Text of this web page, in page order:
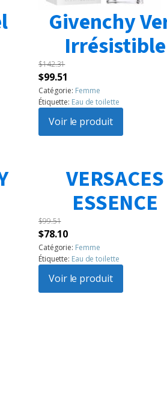
Givenchy
Irrésistible
$142.31
Le
prix
initial
était :
$142.31.
$99.51
prix
actuel
est :
$99.51.
Catégorie: Femme
Étiquette: Eau de toilette
Voir le produit
VERSACES
ESSENCE
$99.51
Le
prix
initial
était :
$99.51.
$78.10Le
prix
actuel
est :
$78.10.
Catégorie: Femme
Étiquette: Eau de toilette
Voir le produit